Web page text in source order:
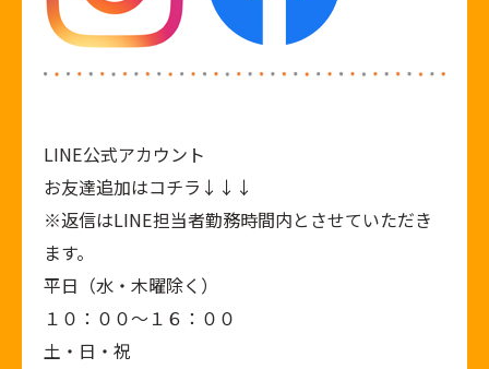
LINE公式アカウント
お友達追加はコチラ↓↓↓
※返信はLINE担当者勤務時間内とさせていただき
ます。
平日（水・木曜除く）
１０：００～１６：００
土・日・祝